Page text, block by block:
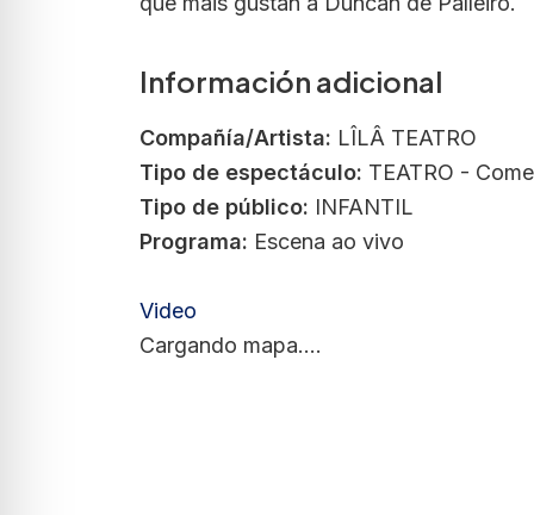
Información adicional
Compañía/Artista: LÎLÂ TEATRO
Tipo de espectáculo: TEATRO -
Tipo de público: INFANTIL
Programa: Escena ao vivo
Video
Cargando mapa....